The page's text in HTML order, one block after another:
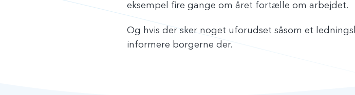
eksempel fire gange om året fortælle om arbejdet.
Og hvis der sker noget uforudset såsom et
informere borgerne der.